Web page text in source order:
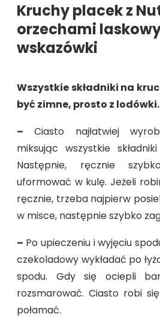
Kruchy placek z
orzechami
wskazówki
Wszystkie składniki na
być zimne, prosto z lodówki.
– Ciasto najłatwiej
miksując wszystkie
Następnie, ręcznie
uformować w kulę. Jeżeli
ręcznie, trzeba najpierw
w misce, następnie szybko
– Po upieczeniu i wyjęciu
czekoladowy wykładać po
spodu. Gdy się ociepli
rozsmarować. Ciasto robi
połamać.